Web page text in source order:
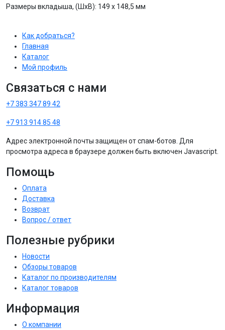
Размеры вкладыша, (ШхВ): 149 х 148,5 мм
Как добраться?
Главная
Каталог
Мой профиль
Связаться с нами
+7 383 347 89 42
+7 913 914 85 48
Адрес электронной почты защищен от спам-ботов. Для
просмотра адреса в браузере должен быть включен Javascript.
Помощь
Оплата
Доставка
Возврат
Вопрос / ответ
Полезные рубрики
Новости
Обзоры товаров
Каталог по производителям
Каталог товаров
Информация
О компании